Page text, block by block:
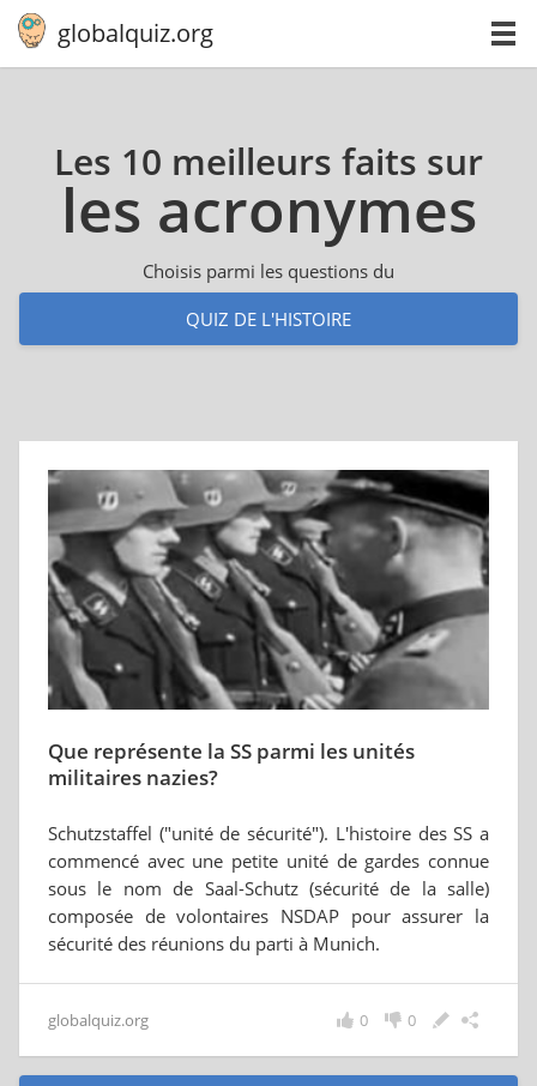
globalquiz.org
Les 10 meilleurs faits sur
les acro­nymes
Choisis parmi les questions du
QUIZ DE L'HISTOIRE
Que représente la SS parmi les unités
militaires nazies?
Schutzstaffel ("unité de sécurité"). L'histoire des SS a
commencé avec une petite unité de gardes connue
sous le nom de Saal-Schutz (sécurité de la salle)
composée de volontaires NSDAP pour assurer la
sécurité des réunions du parti à Munich.
globalquiz.org 0
0